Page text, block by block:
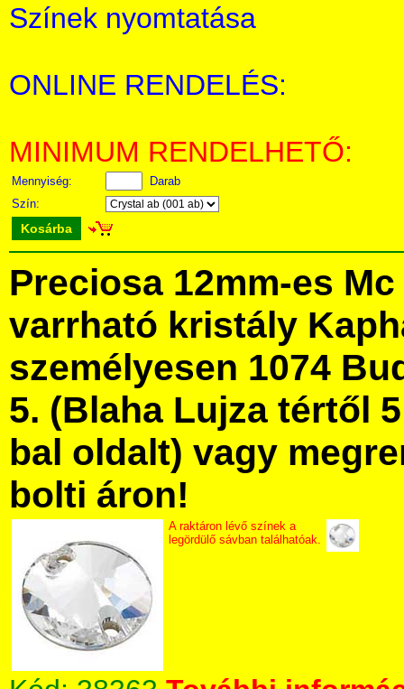
Színek nyomtatása
ONLINE RENDELÉS:
MINIMUM RENDELHETŐ:
Mennyiség:
Darab
Szín:
Kosárba
Preciosa 12mm-es
varrható kristály
személyesen 1074
5. (Blaha Lujza tértől
bal oldalt) vagy
bolti áron!
A raktáron lévő színek a
legördülő sávban találhatóak.